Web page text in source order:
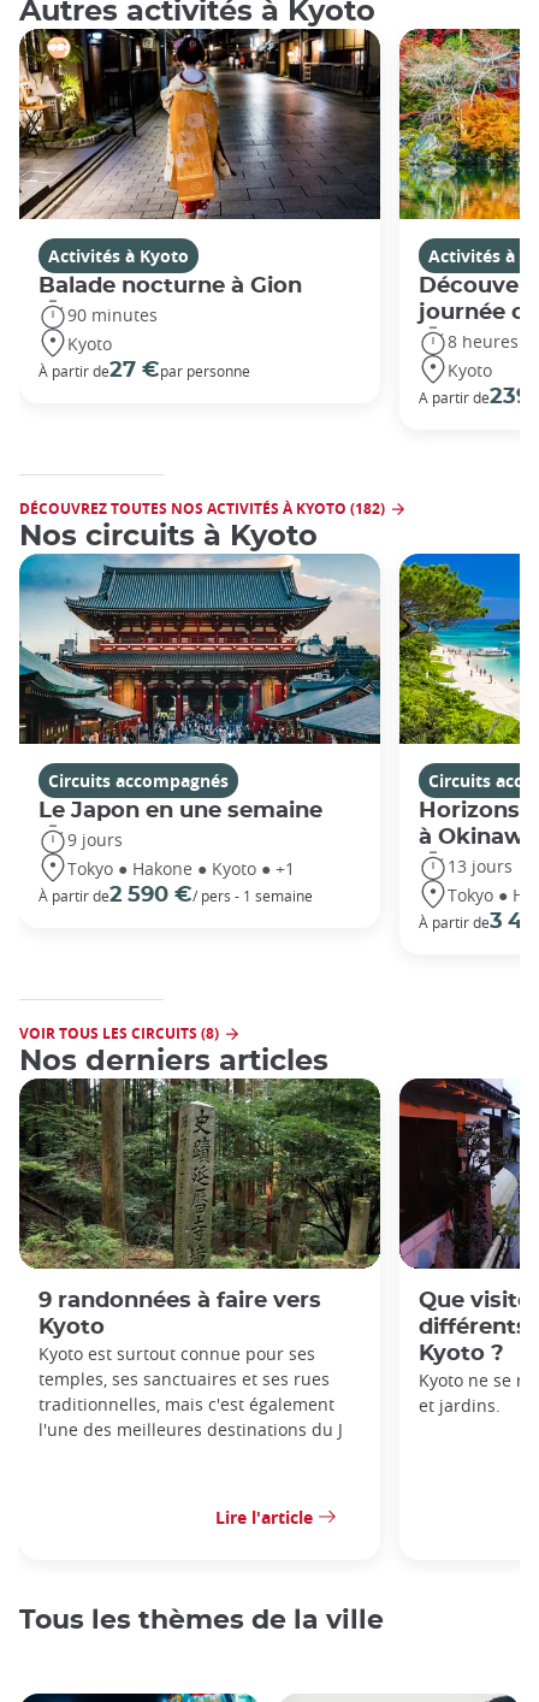
Autres activités à Kyoto
Activités à Kyoto
Balade nocturne à Gion
90 minutes
Kyoto
À partir de27 €par personne
Activités à
journée
8 heures
Kyoto
A partir de239
DÉCOUVREZ TOUTES NOS ACTIVITÉS À KYOTO (182)
Nos circuits à Kyoto
Circuits accompagnés
Le Japon en une semaine
9 jours
Tokyo ● Hakone ● Kyoto ● +1
À partir de2 590 €/ pers - 1 semaine
Circuits
Horizons
à Okinawa
13 jours
Tokyo ●
À partir de3
VOIR TOUS LES CIRCUITS (8)
Nos derniers articles
9 randonnées à faire vers
Kyoto
Kyoto est surtout connue pour ses
temples, ses sanctuaires et ses rues
traditionnelles, mais c'est également
l'une des meilleures destinations du J
Lire l'article
Que
différents
Kyoto ?
Kyoto ne se
et jardins.
Tous les thèmes de la ville